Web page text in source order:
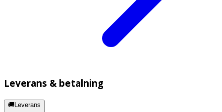
Leverans & betalning
🚚Leverans